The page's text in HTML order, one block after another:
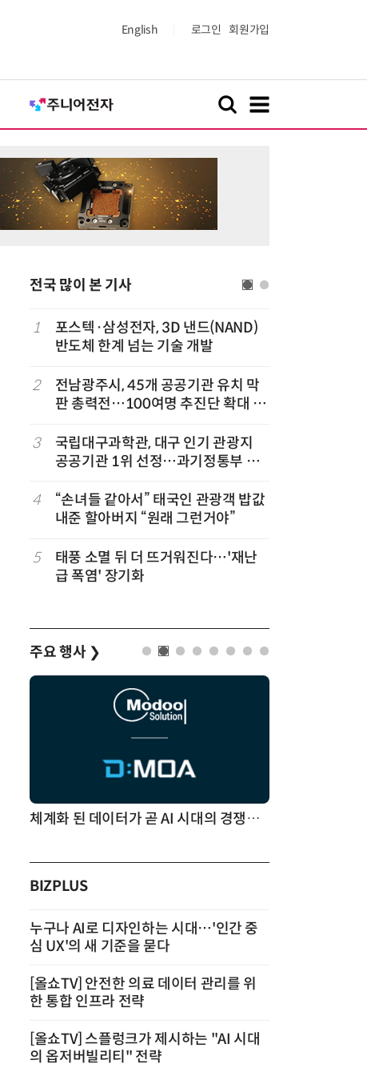
English 로그인 회원가입
전국 많이 본 기사
1
포스텍·삼성전자, 3D 낸드(NAND)
반도체 한계 넘는 기술 개발
2
전남광주시, 45개 공공기관 유치 막
판 총력전…100여명 추진단 확대 개
3
국립대구과학관, 대구 인기 관광지
공공기관 1위 선정…과기정통부 기
겹경사
4
“손녀들 같아서” 태국인 관광객 밥값
내준 할아버지 “원래 그런거야”
5
태풍 소멸 뒤 더 뜨거워진다…'재난
급 폭염' 장기화
주요 행사 ❯
체계화 된 데이터가 곧 AI 시대의 경쟁력이다
BIZPLUS
누구나 AI로 디자인하는 시대…'인간 중
심 UX'의 새 기준을 묻다
[올쇼TV] 안전한 의료 데이터 관리를 위
한 통합 인프라 전략
[올쇼TV] 스플렁크가 제시하는 "AI 시대
의 옵저버빌리티" 전략